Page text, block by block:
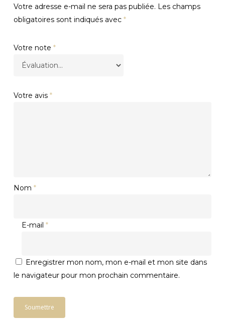
Votre adresse e-mail ne sera pas publiée. Les champs
obligatoires sont indiqués avec *
Votre note *
Votre avis *
Nom *
E-mail *
Enregistrer mon nom, mon e-mail et mon site dans
le navigateur pour mon prochain commentaire.